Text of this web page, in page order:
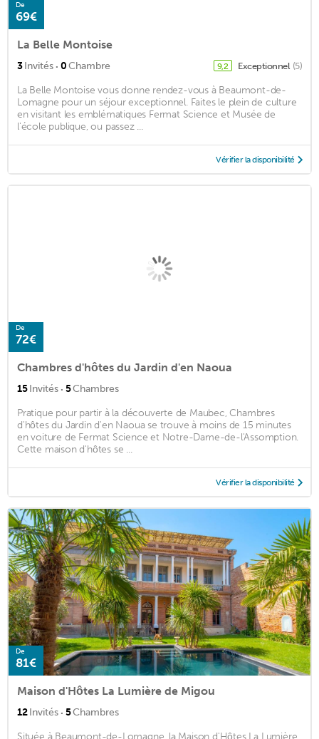
De
69€
La Belle Montoise
3Invités · 0Chambre 9,2 Exceptionnel (5)
La Belle Montoise vous donne rendez-vous à Beaumont-de-
Lomagne pour un séjour exceptionnel. Faites le plein de culture
en visitant les emblématiques Fermat Science et Musée de
l'école publique, ou passez ...
Vérifier la disponibilité
De
72€
Chambres d'hôtes du Jardin d'en Naoua
15Invités · 5Chambres
Pratique pour partir à la découverte de Maubec, Chambres
d'hôtes du Jardin d'en Naoua se trouve à moins de 15 minutes
en voiture de Fermat Science et Notre-Dame-de-l'Assomption.
Cette maison d'hôtes se ...
Vérifier la disponibilité
De
81€
Maison d'Hôtes La Lumière de Migou
12Invités · 5Chambres
Située à Beaumont-de-Lomagne, la Maison d'Hôtes La Lumière